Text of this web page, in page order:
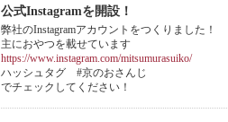
公式Instagramを開設！
弊社のInstagramアカウントをつくりました！
主におやつを載せています
https://www.instagram.com/mitsumurasuiko/
ハッシュタグ #京のおさんじ
でチェックしてください！